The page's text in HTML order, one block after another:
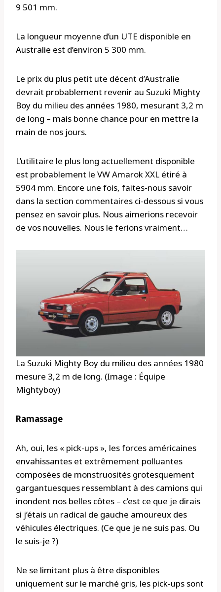
9 501 mm.
La longueur moyenne d’un UTE disponible en
Australie est d’environ 5 300 mm.
Le prix du plus petit ute décent d’Australie
devrait probablement revenir au Suzuki Mighty
Boy du milieu des années 1980, mesurant 3,2 m
de long – mais bonne chance pour en mettre la
main de nos jours.
L’utilitaire le plus long actuellement disponible
est probablement le VW Amarok XXL étiré à
5904 mm. Encore une fois, faites-nous savoir
dans la section commentaires ci-dessous si vous
pensez en savoir plus. Nous aimerions recevoir
de vos nouvelles. Nous le ferions vraiment…
La Suzuki Mighty Boy du milieu des années 1980
mesure 3,2 m de long. (Image : Équipe
Mightyboy)
Ramassage
Ah, oui, les « pick-ups », les forces américaines
envahissantes et extrêmement polluantes
composées de monstruosités grotesquement
gargantuesques ressemblant à des camions qui
inondent nos belles côtes – c’est ce que je dirais
si j’étais un radical de gauche amoureux des
véhicules électriques. (Ce que je ne suis pas. Ou
le suis-je ?)
Ne se limitant plus à être disponibles
uniquement sur le marché gris, les pick-ups sont